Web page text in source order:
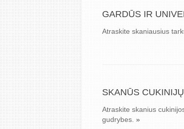
GARDŪS IR
Atraskite skaniausius
SKANŪS
Atraskite skanius
gudrybes. »